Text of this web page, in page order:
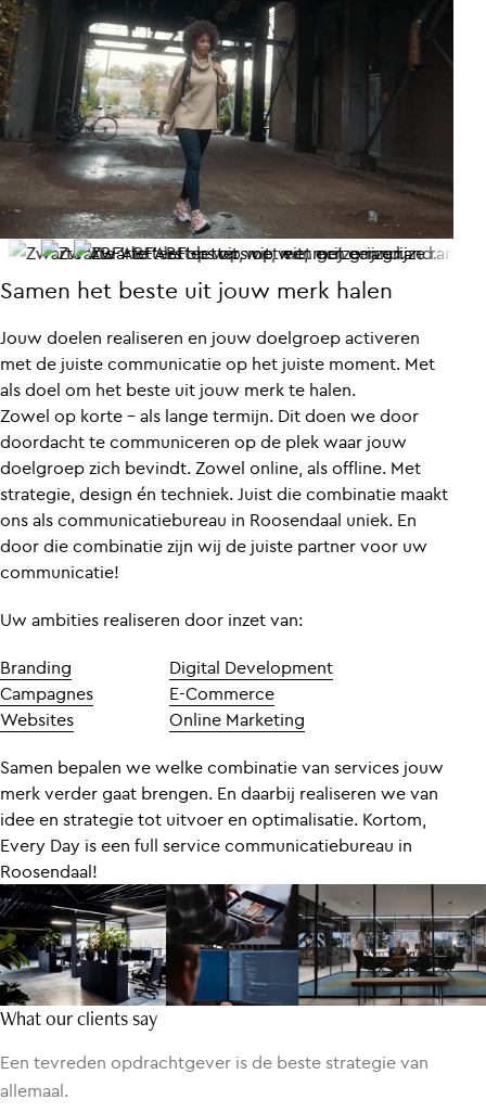
Samen het beste uit jouw merk halen
Jouw doelen realiseren en jouw doelgroep activeren
met de juiste communicatie op het juiste moment. Met
als doel om het beste uit jouw merk te halen.
Zowel op korte – als lange termijn. Dit doen we door
doordacht te communiceren op de plek waar jouw
doelgroep zich bevindt. Zowel online, als offline. Met
strategie, design én techniek. Juist die combinatie maakt
ons als communicatiebureau in Roosendaal uniek. En
door die combinatie zijn wij de juiste partner voor uw
communicatie!
Uw ambities realiseren door inzet van:
Branding
Campagnes
Websites
Digital Development
E-Commerce
Online Marketing
Samen bepalen we welke combinatie van services jouw
merk verder gaat brengen. En daarbij realiseren we van
idee en strategie tot uitvoer en optimalisatie. Kortom,
Every Day is een full service communicatiebureau in
Roosendaal!
What our clients say
Een tevreden opdrachtgever is de beste strategie van
allemaal.